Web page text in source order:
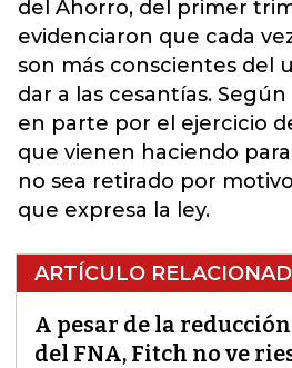
del Ahorro, del primer
evidenciaron que cada
son más conscientes del
dar a las cesantías.
en parte por el ejercicio
que vienen haciendo
no sea retirado por
que expresa la ley.
ARTÍCULO
A pesar de la
del FNA, Fitch no ve